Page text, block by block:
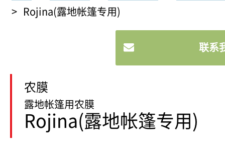
Rojina(露地帐篷专用)
农膜
露地帐篷用农膜
Rojina(露地帐篷专用)
联系